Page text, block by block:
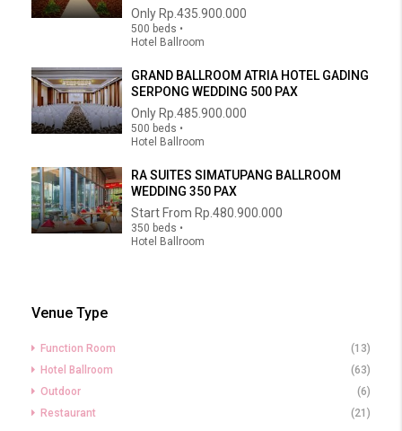
Only Rp.435.900.000
500 beds •
Hotel Ballroom
GRAND BALLROOM ATRIA HOTEL GADING
SERPONG WEDDING 500 PAX
Only Rp.485.900.000
500 beds •
Hotel Ballroom
RA SUITES SIMATUPANG BALLROOM
WEDDING 350 PAX
Start From Rp.480.900.000
350 beds •
Hotel Ballroom
Venue Type
Function Room
(13)
Hotel Ballroom
(63)
Outdoor
(6)
Restaurant
(21)